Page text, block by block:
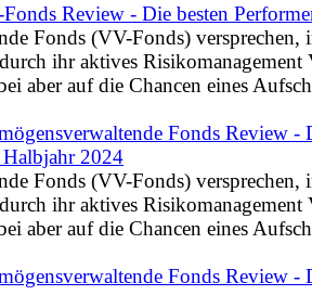
Review - Die besten
Fonds (VV-Fonds) versprechen,
ihr aktives Risikomanagement
aber auf die Chancen eines
Fonds Review -
Halbjahr 2024
Fonds (VV-Fonds) versprechen,
ihr aktives Risikomanagement
aber auf die Chancen eines
Fonds Review -